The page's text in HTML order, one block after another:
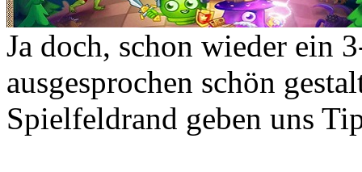
Ja doch, schon wieder ein
ausgesprochen schön
Spielfeldrand geben uns